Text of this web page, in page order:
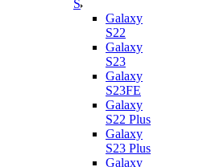
S
Galaxy
S22
Galaxy
S23
Galaxy
S23FE
Galaxy
S22 Plus
Galaxy
S23 Plus
Galaxy